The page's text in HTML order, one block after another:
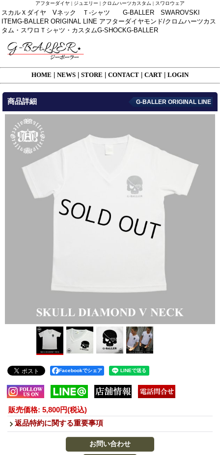
アフターダイヤ | ジュエリー | クロムハーツカスタム | スワロウェア
スカルＸダイヤ Vネック Ｔ-シャツ G-BALLER SWAROVSKI
ITEMG-BALLER ORIGINAL LINE アフターダイヤモンド/クロムハーツカス
タム・スワロＴシャツ・カスタムG-SHOCKG-BALLER
HOME NEWS STORE CONTACT CART LOGIN
商品詳細 G-BALLER ORIGINAL LINE
Facebookでシェア
販売価格: 5,800円(税込)
返品特約に関する重要事項